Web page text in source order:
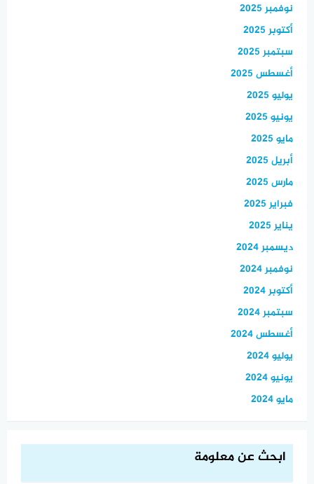
نوفمبر 2025
أكتوبر 2025
سبتمبر 2025
أغسطس 2025
يوليو 2025
يونيو 2025
مايو 2025
أبريل 2025
مارس 2025
فبراير 2025
يناير 2025
ديسمبر 2024
نوفمبر 2024
أكتوبر 2024
سبتمبر 2024
أغسطس 2024
يوليو 2024
يونيو 2024
مايو 2024
ابحث عن معلومة